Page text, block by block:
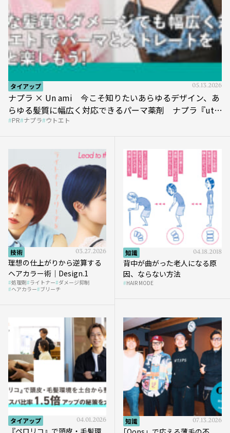
タイアップ 05.13.2026
ナプラ × Un ami 今こそ知りたいあらゆるデザイン、あ
らゆる髪質に幅広く対応できるパーマ薬剤 ナプラ『ut-
et』
PR ナプラ ウトエト
技術 03.27.2026
理想の仕上がりから逆算する
ヘアカラー術｜Design.1
処理剤 ライトナー ダメージ抑制
ヘアカラー ブリーチ
知識 04.18.2018
背中が曲がった老人になる原
因、ならない方法
HAIR MODE
タイアップ 04.01.2026 知識 07.13.2026